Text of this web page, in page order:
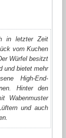
in letzter Zeit
vom Kuchen
Würfel besitzt
und bietet mehr
High-End-
Hinter den
Wabenmuster
und auch